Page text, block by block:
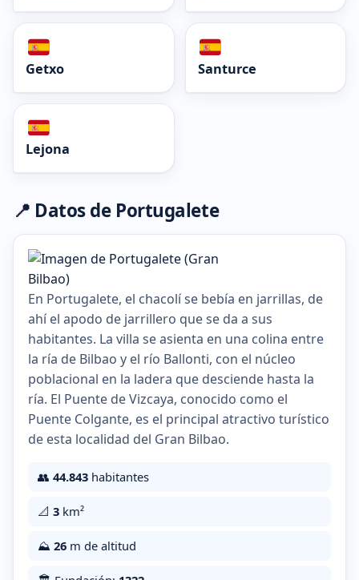
Getxo Santurce
Lejona
📍 Datos de Portugalete
En Portugalete, el chacolí se bebía en jarrillas, de
ahí el apodo de jarrillero que se da a sus
habitantes. La villa se asienta en una colina entre
la ría de Bilbao y el río Ballonti, con el núcleo
poblacional en la ladera que desciende hasta la
ría. El Puente de Vizcaya, conocido como el
Puente Colgante, es el principal atractivo turístico
de esta localidad del Gran Bilbao.
👥 44.843 habitantes
📐 3 km²
⛰️ 26 m de altitud